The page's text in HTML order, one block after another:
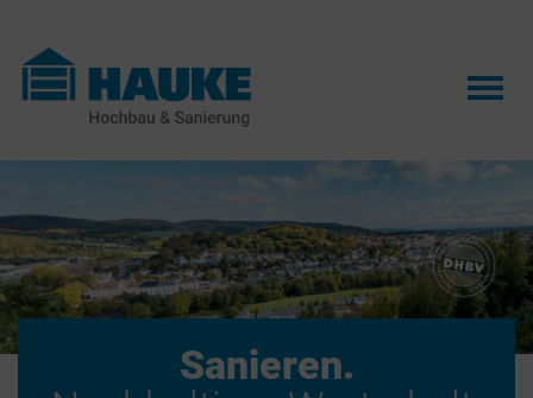
Zum Hauptinhalt springen
Sanieren.